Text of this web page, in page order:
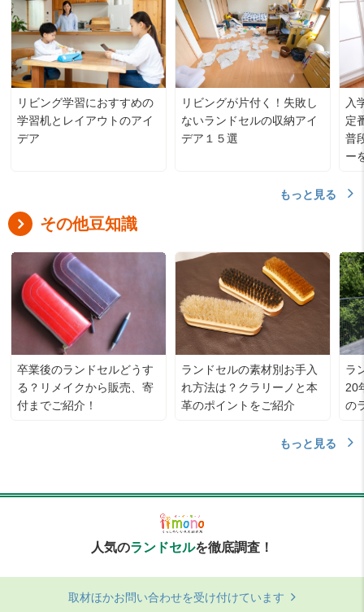
リビング学習におすすめの
学習机とレイアウトのアイ
デア
リビングが片付く！失敗し
ないランドセルの収納アイ
デア１５選
入
定
普
ー
もっと見る
その他豆知識
卒業後のランドセルどうす
る？リメイクから販売、寄
付までご紹介！
ランドセルの素材別お手入
れ方法は？クラリーノと本
革のポイントをご紹介
ラ
20
の
もっと見る
人気のランドセルを徹底調査！
取材ほかお問い合わせを受け付けています